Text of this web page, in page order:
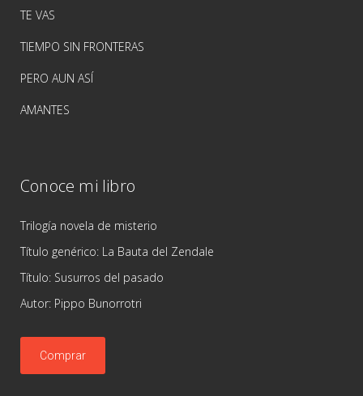
TE VAS
TIEMPO SIN FRONTERAS
PERO AUN ASÍ
AMANTES
Conoce mi libro
Trilogía novela de misterio
Título genérico: La Bauta del Zendale
Título: Susurros del pasado
Autor: Pippo Bunorrotri
Comprar